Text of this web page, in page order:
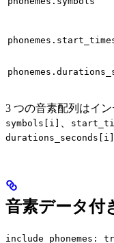
3 つの音素配列はイ
symbols[i]
durations_seconds[i]
音素データ付
include_phonemes: